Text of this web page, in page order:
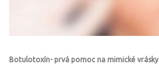
Botulotoxín- prvá pomoc na mimické vrásky